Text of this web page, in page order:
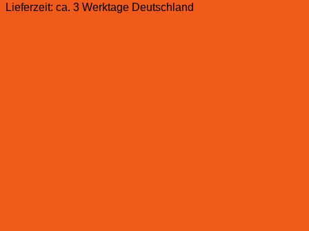
Lieferzeit: ca. 3 Werktage Deutschland